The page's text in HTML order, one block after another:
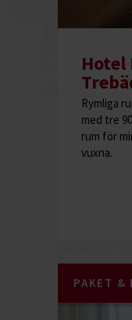
Hotel
Rymliga
med tre
rum för
vuxna.
PAKET &